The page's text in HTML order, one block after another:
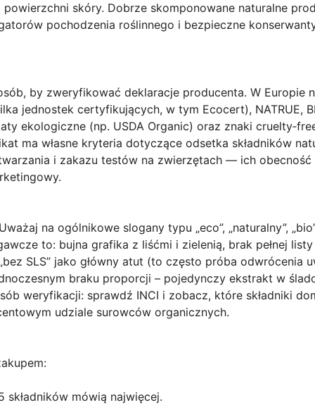
powierzchni skóry. Dobrze skomponowane naturalne
pochodzenia roślinnego i bezpieczne
by zweryfikować deklaracje producenta. W Europie
jednostek certyfikujących, w tym Ecocert), NATRUE,
ekologiczne (np. USDA Organic) oraz znaki
ma własne kryteria dotyczące odsetka składników
i zakazu testów na zwierzętach — ich
na ogólnikowe slogany typu „eco”, „naturalny”,
to: bujna grafika z liśćmi i zielenią, brak pełnej
SLS” jako główny atut (to często próba odwrócenia
braku proporcji – pojedynczy ekstrakt w
weryfikacji: sprawdź INCI i zobacz, które składniki
udziale surowców organicznych.
mówią najwięcej.